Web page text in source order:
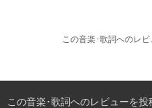
この音楽･歌詞へのレ
この音楽･歌詞へのレビューを投